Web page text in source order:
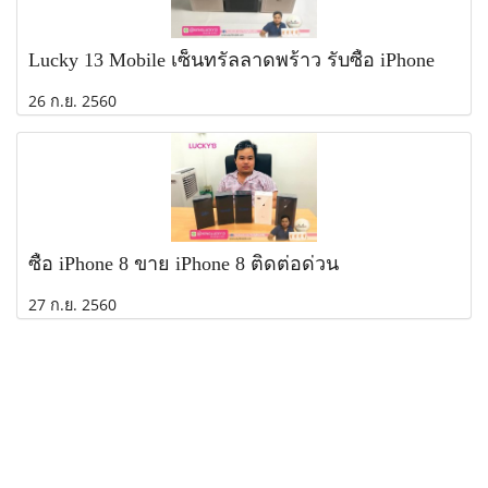
Lucky 13 Mobile เซ็นทรัลลาดพร้าว รับซื้อ iPhone
26 ก.ย. 2560
ซื้อ iPhone 8 ขาย iPhone 8 ติดต่อด่วน
27 ก.ย. 2560